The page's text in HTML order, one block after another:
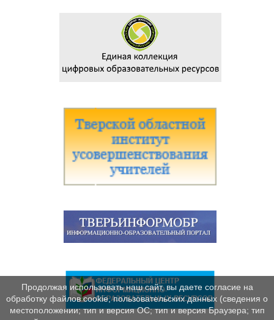
Продолжая использовать наш сайт, вы даете согласие на
обработку файлов cookie, пользовательских данных (сведения о
местоположении; тип и версия ОС; тип и версия Браузера; тип